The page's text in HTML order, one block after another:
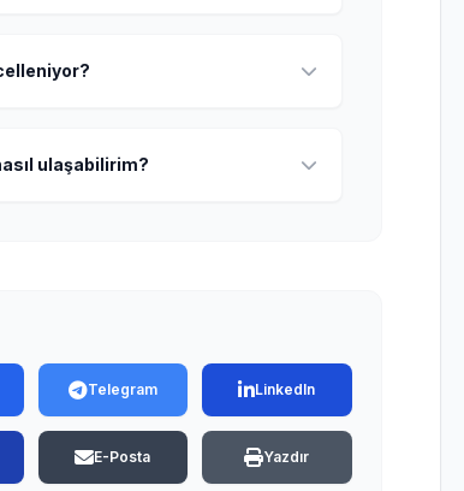
ulaşabilirim?
Telegram LinkedIn
E-Posta Yazdır